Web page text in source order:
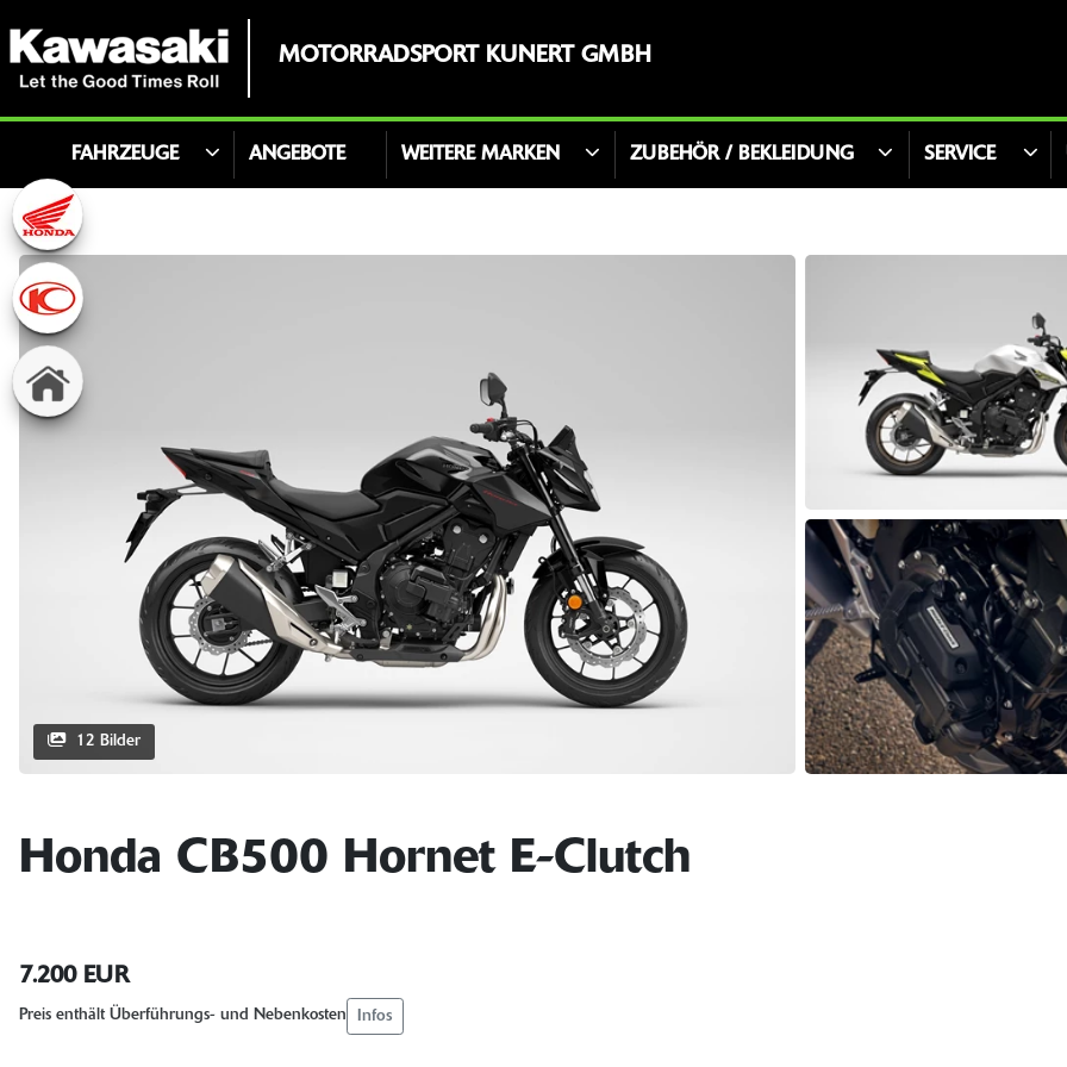
MOTORRADSPORT KUNERT GMBH
FAHRZEUGE ANGEBOTE WEITERE MARKEN ZUBEHÖR / BEKLEIDUNG SERVICE
12 Bilder
Honda CB500 Hornet E-Clutch
7.200 EUR
Preis enthält Überführungs- und Nebenkosten Infos